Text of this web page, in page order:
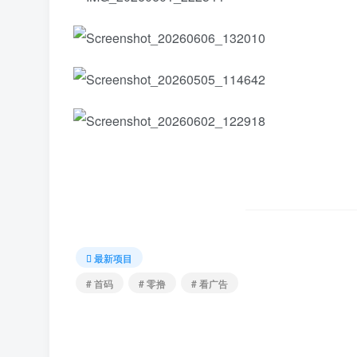
最新项目
# 首码
# 零撸 # 看广告